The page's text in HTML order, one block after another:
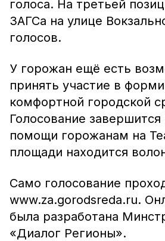
голоса. На третьей
ЗАГСа на улице
голосов.
У горожан ещё есть
принять участие в
комфортной городской
Голосование
помощи горожанам на
площади находится
Само голосование
www.za.gorodsreda.ru.
была разработана
«Диалог Регионы».